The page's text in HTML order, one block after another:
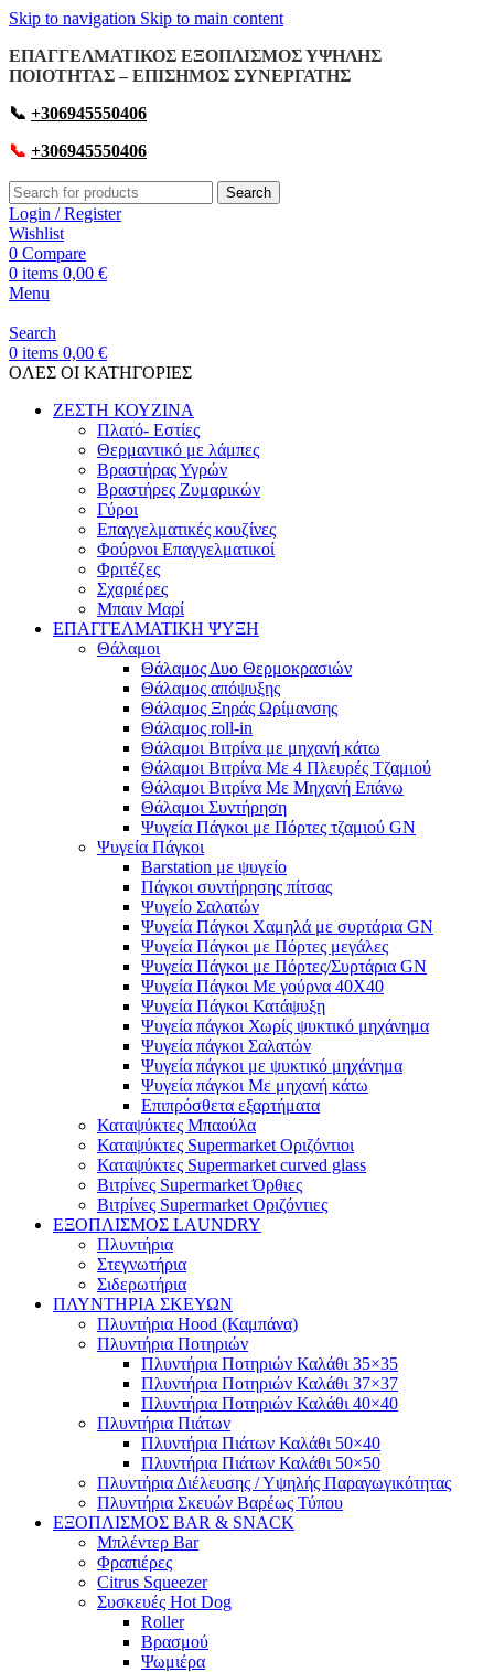
Skip to navigation Skip to main content
ΕΠΑΓΓΕΛΜΑΤΙΚΟΣ ΕΞΟΠΛΙΣΜΟΣ ΥΨΗΛΗΣ
ΠΟΙΟΤΗΤΑΣ – ΕΠΙΣΗΜΟΣ ΣΥΝΕΡΓΑΤΗΣ
📞 +306945550406
📞 +306945550406
Search
Login / Register
Wishlist
0 Compare
0 items 0,00 €
Menu
Search
0 items 0,00 €
OΛΕΣ ΟΙ ΚΑΤΗΓΟΡΙΕΣ
ΖΕΣΤΗ ΚΟΥΖΙΝΑ
Πλατό- Εστίες
Θερμαντικό με λάμπες
Βραστήρας Υγρών
Βραστήρες Ζυμαρικών
Γύροι
Επαγγελματικές κουζίνες
Φούρνοι Επαγγελματικοί
Φριτέζες
Σχαριέρες
Μπαιν Μαρί
ΕΠΑΓΓΕΛΜΑΤΙΚΗ ΨΥΞΗ
Θάλαμοι
Θάλαμος Δυο Θερμοκρασιών
Θάλαμος απόψυξης
Θάλαμος Ξηράς Ωρίμανσης
Θάλαμος roll-in
Θάλαμοι Βιτρίνα με μηχανή κάτω
Θάλαμοι Βιτρίνα Με 4 Πλευρές Τζαμιού
Θάλαμοι Βιτρίνα Με Μηχανή Επάνω
Θάλαμοι Συντήρηση
Ψυγεία Πάγκοι με Πόρτες τζαμιού GN
Ψυγεία Πάγκοι
Barstation με ψυγείο
Πάγκοι συντήρησης πίτσας
Ψυγείο Σαλατών
Ψυγεία Πάγκοι Χαμηλά με συρτάρια GN
Ψυγεία Πάγκοι με Πόρτες μεγάλες
Ψυγεία Πάγκοι με Πόρτες/Συρτάρια GN
Ψυγεία Πάγκοι Με γούρνα 40Χ40
Ψυγεία Πάγκοι Κατάψυξη
Ψυγεία πάγκοι Χωρίς ψυκτικό μηχάνημα
Ψυγεία πάγκοι Σαλατών
Ψυγεία πάγκοι με ψυκτικό μηχάνημα
Ψυγεία πάγκοι Με μηχανή κάτω
Επιπρόσθετα εξαρτήματα
Καταψύκτες Μπαούλα
Καταψύκτες Supermarket Οριζόντιοι
Καταψύκτες Supermarket curved glass
Βιτρίνες Supermarket Όρθιες
Βιτρίνες Supermarket Οριζόντιες
ΕΞΟΠΛΙΣΜΟΣ LAUNDRY
Πλυντήρια
Στεγνωτήρια
Σιδερωτήρια
ΠΛΥΝΤΗΡΙΑ ΣΚΕΥΩΝ
Πλυντήρια Hood (Καμπάνα)
Πλυντήρια Ποτηριών
Πλυντήρια Ποτηριών Καλάθι 35×35
Πλυντήρια Ποτηριών Καλάθι 37×37
Πλυντήρια Ποτηριών Καλάθι 40×40
Πλυντήρια Πιάτων
Πλυντήρια Πιάτων Καλάθι 50×40
Πλυντήρια Πιάτων Καλάθι 50×50
Πλυντήρια Διέλευσης / Υψηλής Παραγωγικότητας
Πλυντήρια Σκευών Βαρέως Τύπου
ΕΞΟΠΛΙΣΜΟΣ BAR & SNACK
Μπλέντερ Bar
Φραπιέρες
Citrus Squeezer
Συσκευές Hot Dog
Roller
Βρασμού
Ψωμιέρα